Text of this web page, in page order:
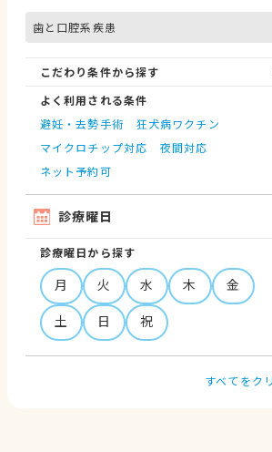
歯と口腔系疾患
こだわり条件から探す
よく利用される条件
避妊・去勢手術
狂犬病ワクチン
マイクロチップ対応
夜間対応
ネット予約可
診療曜日
診療曜日から探す
月 火 水 木
金
土
日 祝
すべてをク